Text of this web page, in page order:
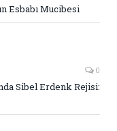
Esbabı Mucibesi
0
Sibel Erdenk Rejisi: